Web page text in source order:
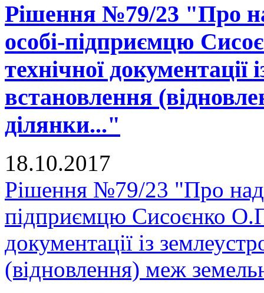
Рішення №79/23 "Про
особі-підприємцю
технічної
встановлення
ділянки..."
18.10.2017
Рішення №79/23 "Про
підприємцю Сисоєнко
документації із
(відновлення) меж